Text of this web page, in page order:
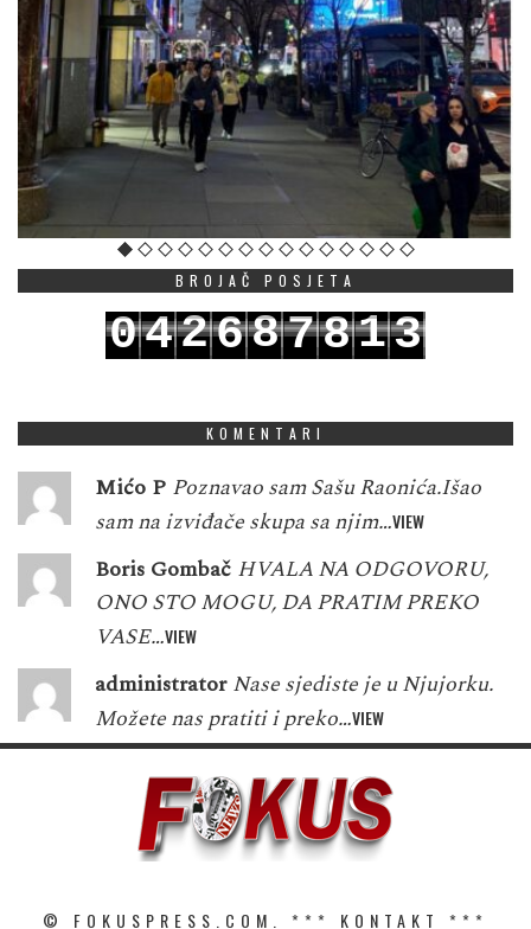
BROJAČ POSJETA
042687813
KOMENTARI
Mićo P Poznavao sam Sašu Raonića.Išao
sam na izviđače skupa sa njim…VIEW
Boris Gombač HVALA NA ODGOVORU,
ONO STO MOGU, DA PRATIM PREKO
VASE…VIEW
administrator Nase sjediste je u Njujorku.
Možete nas pratiti i preko…VIEW
© FOKUSPRESS.COM. *** KONTAKT ***